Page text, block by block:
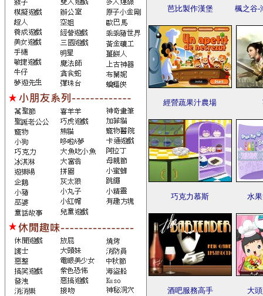
芭比製作漢堡 楓之谷-
經營蔬果汁農場
巧克力慕斯 水
酒吧服務高手 大